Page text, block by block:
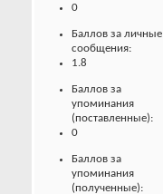
0
Баллов за личные
сообщения:
1.8
Баллов за
упоминания
(поставленные):
0
Баллов за
упоминания
(полученные):